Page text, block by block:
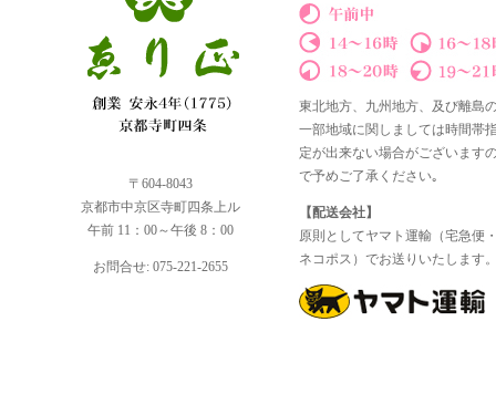
〒604-8043
京都市中京区寺町四条上ル
午前 11：00～午後 8：00
お問合せ: 075-221-2655
東北地方、九州地方、及び離島
一部地域に関しましては時間帯
定が出来ない場合がございます
で予めご了承ください｡
【配送会社】
原則としてヤマト運輸（宅急便
ネコポス）でお送りいたします